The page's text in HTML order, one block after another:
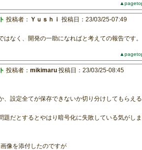
投稿者： Ｙｕｓｈｉ 投稿日：23/03/25-07:49
なく、開発の一助になればと考えての報告です。
投稿者： mikimaru 投稿日：23/03/25-08:45
、設定全てが保存できないか切り分けしてもらえる
題だとするとやはり暗号化に失敗している気がしま
像を添付したのですが